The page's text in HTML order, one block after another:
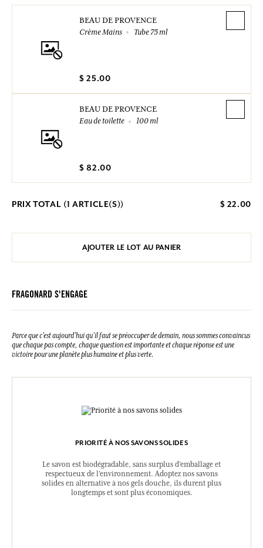
BEAU DE PROVENCE
Crème Mains
Tube 75 ml
$ 25.00
BEAU DE PROVENCE
Eau de toilette
100 ml
$ 82.00
PRIX TOTAL (1 ARTICLE(S)) $ 22.00
AJOUTER LE LOT AU PANIER
FRAGONARD S'ENGAGE
Parce que c’est aujourd’hui qu’il faut se préoccuper de demain, nous sommes convaincus
que chaque pas compte, chaque question est importante et chaque réponse est une
victoire pour une planète plus humaine et plus verte.
PRIORITÉ À NOS SAVONS SOLIDES
Le savon est biodégradable, sans surplus d’emballage et
respectueux de l’environnement. Adoptez nos savons
solides en alternative à nos gels douche, ils durent plus
longtemps et sont plus économiques.